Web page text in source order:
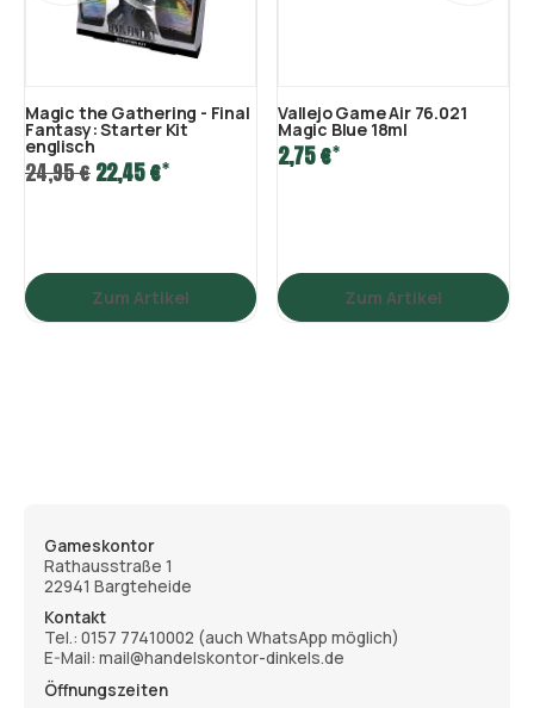
Magic the Gathering - Final
Fantasy: Starter Kit
englisch
24,95 €22,45 €*
Zum Artikel
Vallejo Game Air 76.021
Magic Blue 18ml
2,75 €*
Zum Artikel
Gameskontor
Rathausstraße 1
22941 Bargteheide
Kontakt
Tel.: 0157 77410002 (auch WhatsApp möglich)
E-Mail: mail@handelskontor-dinkels.de
Öffnungszeiten